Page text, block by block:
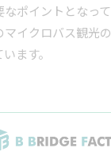
ポイントとなっ
マイクロバス観光
ます。